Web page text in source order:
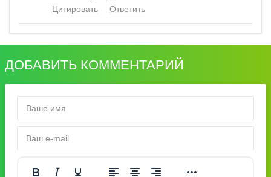
Цитировать
Ответить
ДОБАВИТЬ КОММЕНТАРИЙ